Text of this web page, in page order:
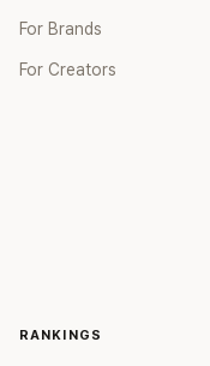
For Brands
For Creators
RANKINGS